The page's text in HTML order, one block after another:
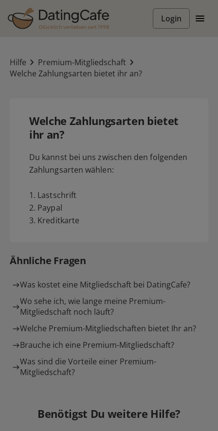
Login
Hilfe
Premium-Mitgliedschaft
Welche Zahlungsarten bietet ihr an?
Welche Zahlungsarten bietet
ihr an?
Du kannst bei uns zwischen den folgenden
Zahlungsarten wählen:
1. Lastschrift
2. Paypal
3. Kreditkarte
Ähnliche Fragen
Was kostet eine Mitgliedschaft bei DatingCafe?
Wo sehe ich, wie lange meine Premium-
Mitgliedschaft noch läuft?
Welche Premium-Mitgliedschaften bietet Ihr an?
Brauche ich eine Premium-Mitgliedschaft?
Was sind die Vorteile einer Premium-
Mitgliedschaft?
Benötigst Du weitere Hilfe?